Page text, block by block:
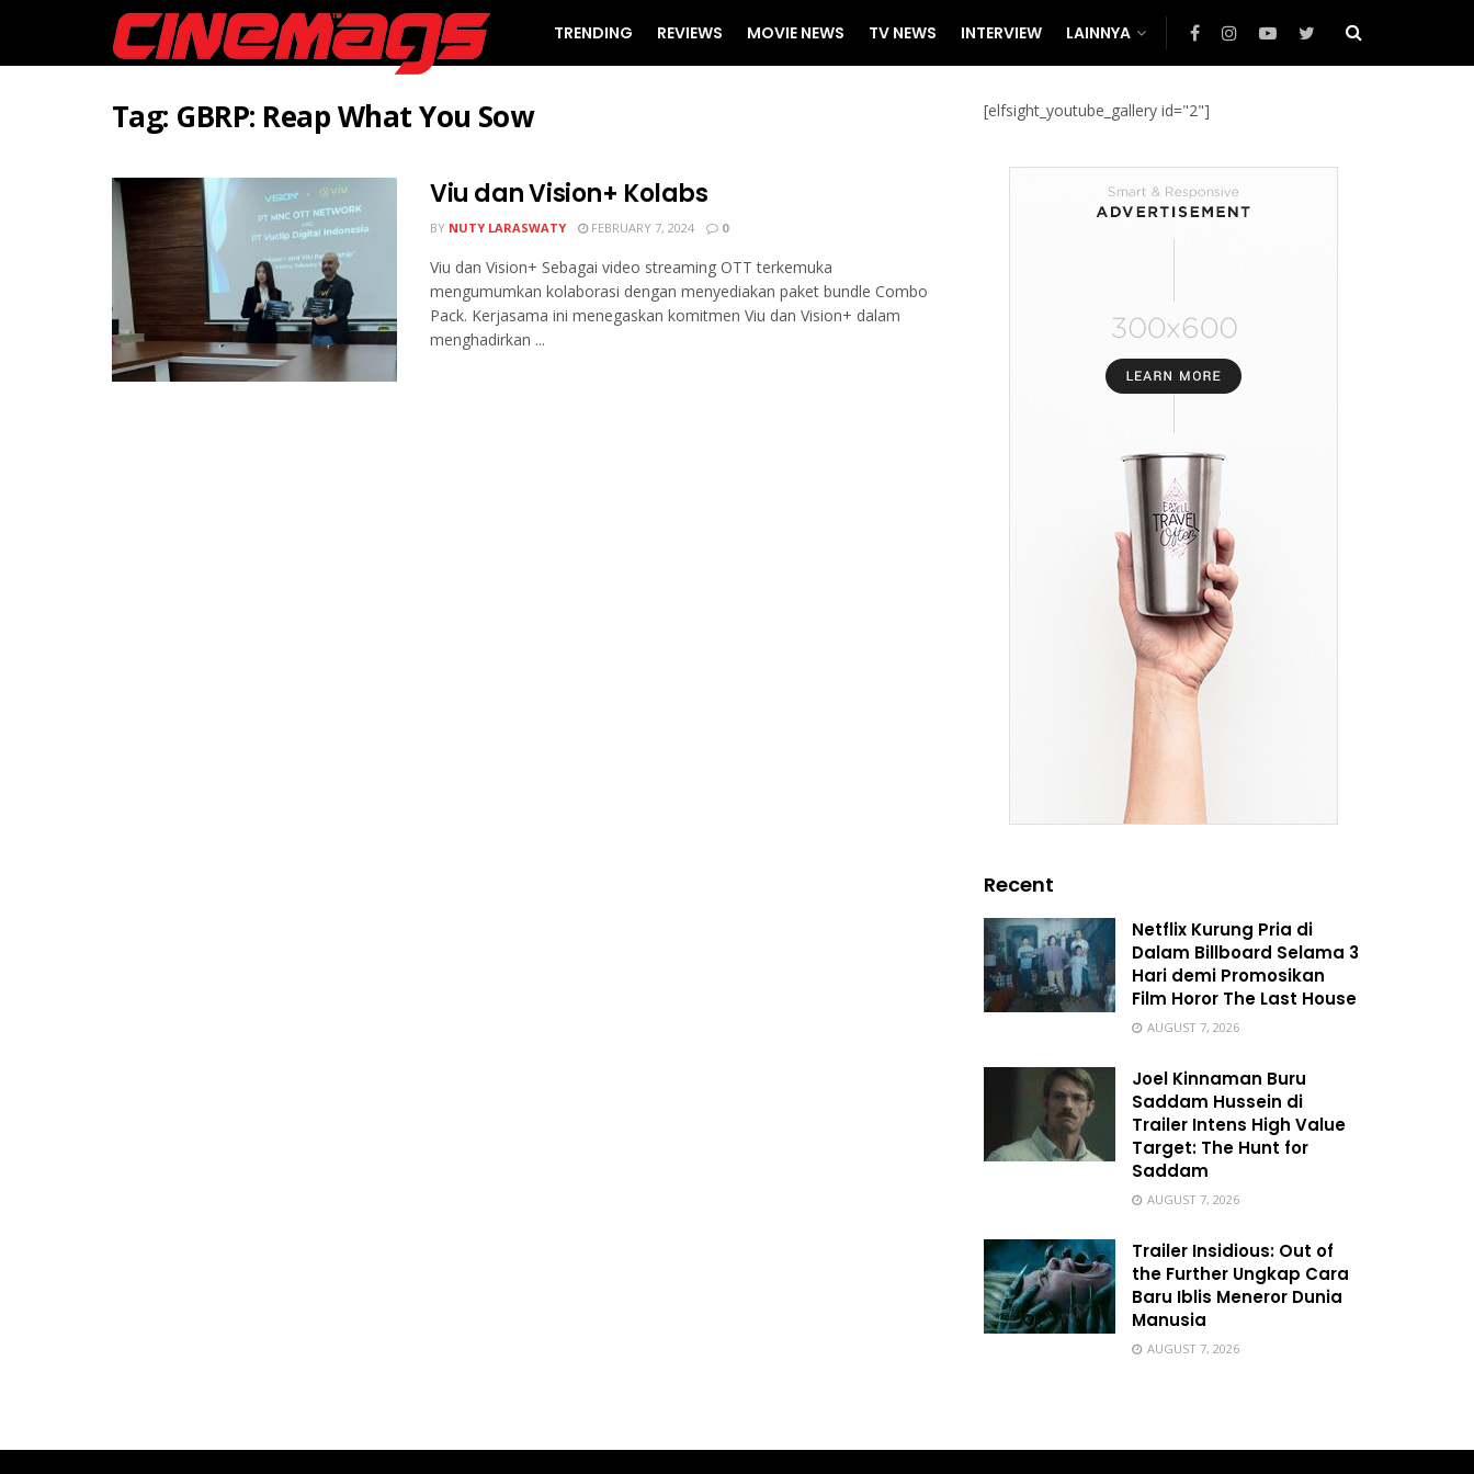
TRENDING REVIEWS MOVIE NEWS TV NEWS INTERVIEW LAINNYA
Tag: GBRP: Reap What You Sow
Viu dan Vision+ Kolabs
BY NUTY LARASWATY FEBRUARY 7, 2024 0
Viu dan Vision+ Sebagai video streaming OTT terkemuka
mengumumkan kolaborasi dengan menyediakan paket bundle Combo
Pack. Kerjasama ini menegaskan komitmen Viu dan Vision+ dalam
menghadirkan ...
[elfsight_youtube_gallery id="2"]
Recent
Netflix Kurung Pria di
Dalam Billboard Selama 3
Hari demi Promosikan
Film Horor The Last House
AUGUST 7, 2026
Joel Kinnaman Buru
Saddam Hussein di
Trailer Intens High Value
Target: The Hunt for
Saddam
AUGUST 7, 2026
Trailer Insidious: Out of
the Further Ungkap Cara
Baru Iblis Meneror Dunia
Manusia
AUGUST 7, 2026